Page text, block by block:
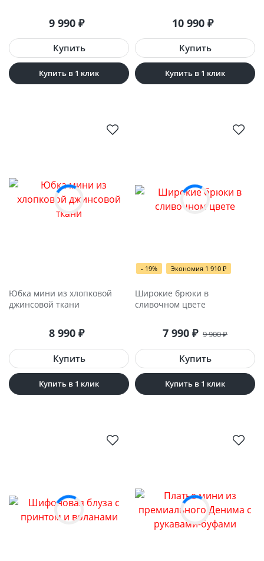
9 990 ₽
Купить в 1 клик
10 990 ₽
Купить в 1 клик
Юбка мини из хлопковой
джинсовой ткани
8 990 ₽
Купить в 1 клик
- 19% Экономия 1 910 ₽
Широкие брюки в
сливочном цвете
7 990 ₽ 9 900₽
Купить в 1 клик